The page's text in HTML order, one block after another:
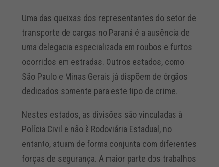
Uma das queixas dos representantes do setor de
transporte de cargas no Paraná é a ausência de
uma delegacia especializada em roubos e furtos
ocorridos em estradas. Outros estados, como
São Paulo e Minas Gerais já dispõem de órgãos
dedicados somente para este tipo de crime.
Nestes estados, as divisões são vinculadas à
Polícia Civil e não à Rodoviária Estadual, no
entanto, atuam de forma conjunta com diferentes
forças de segurança. A maior parte dos trabalhos